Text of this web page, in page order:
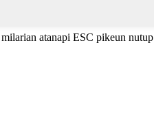
atanapi ESC pikeun nutup